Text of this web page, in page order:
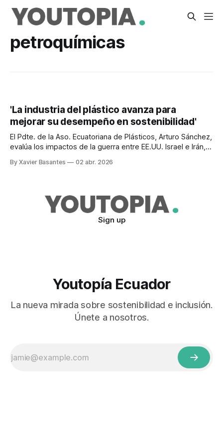
petroquímicas
'La industria del plástico avanza para
mejorar su desempeño en sostenibilidad'
El Pdte. de la Aso. Ecuatoriana de Plásticos, Arturo Sánchez,
evalúa los impactos de la guerra entre EE.UU. Israel e Irán,
By Xavier Basantes 02 abr. 2026
Sign up
Youtopía Ecuador
La nueva mirada sobre sostenibilidad e inclusión.
Únete a nosotros.